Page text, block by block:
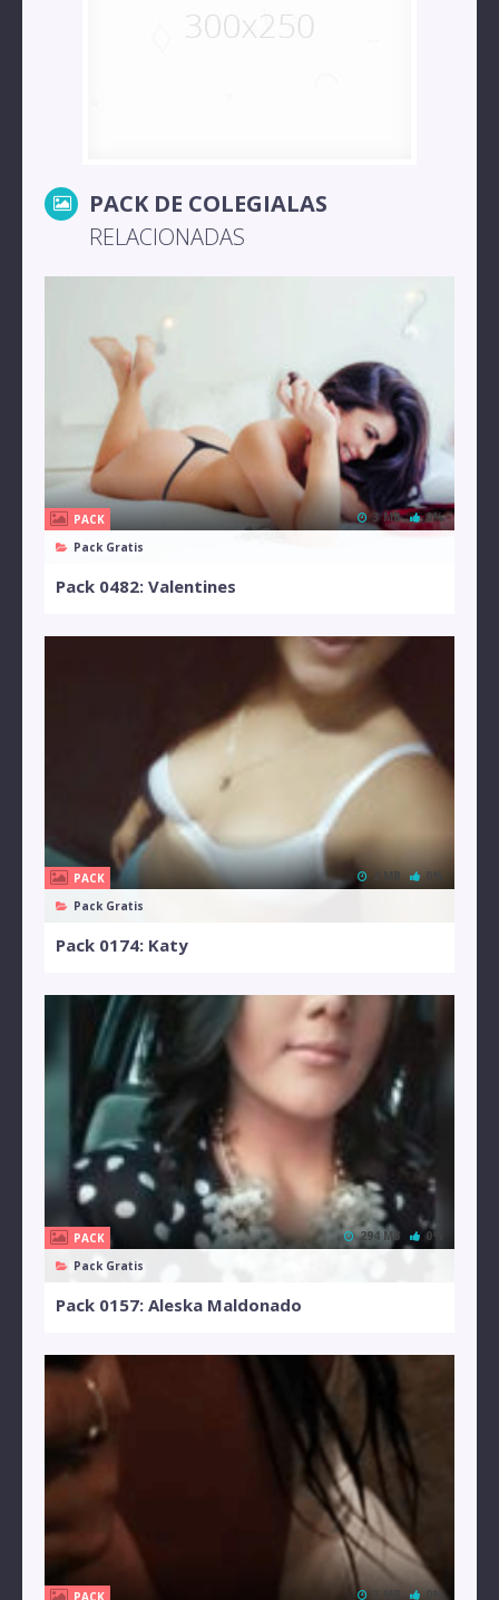
PACK DE COLEGIALAS
RELACIONADAS
PACK
Pack Gratis
3 MB 0%
Pack 0482: Valentines
PACK
Pack Gratis
2 MB 0%
Pack 0174: Katy
PACK
Pack Gratis
294 MB 0%
Pack 0157: Aleska Maldonado
3 MB 0%